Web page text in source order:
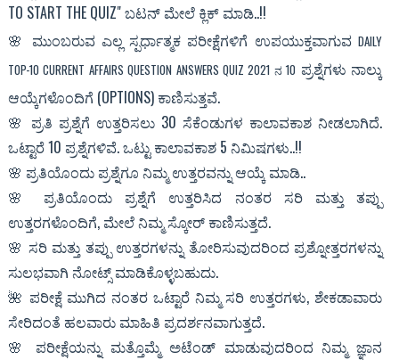
TO START THE QUIZ" ಬಟನ್ ಮೇಲೆ ಕ್ಲಿಕ್ ಮಾಡಿ..!!
🌸 ಮುಂಬರುವ ಎಲ್ಲ ಸ್ಪರ್ಧಾತ್ಮಕ ಪರೀಕ್ಷೆಗಳಿಗೆ ಉಪಯುಕ್ತವಾಗುವDAILY
TOP-10 CURRENT AFFAIRS QUESTION ANSWERS QUIZ 2021 ನ 10 ಪ್ರಶ್ನೆಗಳು ನಾಲ್ಕು
ಆಯ್ಕೆಗಳೊಂದಿಗೆ (OPTIONS) ಕಾಣಿಸುತ್ತವೆ.
🌸 ಪ್ರತಿ ಪ್ರಶ್ನೆಗೆ ಉತ್ತರಿಸಲು 30 ಸೆಕೆಂಡುಗಳ ಕಾಲಾವಕಾಶ ನೀಡಲಾಗಿದೆ.
ಒಟ್ಟಾರೆ 10 ಪ್ರಶ್ನೆಗಳಿವೆ. ಒಟ್ಟು ಕಾಲಾವಕಾಶ 5 ನಿಮಿಷಗಳು..!!
🌸 ಪ್ರತಿಯೊಂದು ಪ್ರಶ್ನೆಗೂ ನಿಮ್ಮ ಉತ್ತರವನ್ನು ಆಯ್ಕೆ ಮಾಡಿ..
🌸 ಪ್ರತಿಯೊಂದು ಪ್ರಶ್ನೆಗೆ ಉತ್ತರಿಸಿದ ನಂತರ ಸರಿ ಮತ್ತು ತಪ್ಪು
ಉತ್ತರಗಳೊಂದಿಗೆ, ಮೇಲೆ ನಿಮ್ಮ ಸ್ಕೋರ್ ಕಾಣಿಸುತ್ತದೆ.
🌸 ಸರಿ ಮತ್ತು ತಪ್ಪು ಉತ್ತರಗಳನ್ನು ತೋರಿಸುವುದರಿಂದ ಪ್ರಶ್ನೋತ್ತರಗಳನ್ನು
ಸುಲಭವಾಗಿ ನೋಟ್ಸ್ ಮಾಡಿಕೊಳ್ಳಬಹುದು.
🌺 ಪರೀಕ್ಷೆ ಮುಗಿದ ನಂತರ ಒಟ್ಟಾರೆ ನಿಮ್ಮ ಸರಿ ಉತ್ತರಗಳು, ಶೇಕಡಾವಾರು
ಸೇರಿದಂತೆ ಹಲವಾರು ಮಾಹಿತಿ ಪ್ರದರ್ಶನವಾಗುತ್ತದೆ.
🌸 ಪರೀಕ್ಷೆಯನ್ನು ಮತ್ತೊಮ್ಮೆ ಅಟೆಂಡ್ ಮಾಡುವುದರಿಂದ ನಿಮ್ಮ ಜ್ಞಾನ